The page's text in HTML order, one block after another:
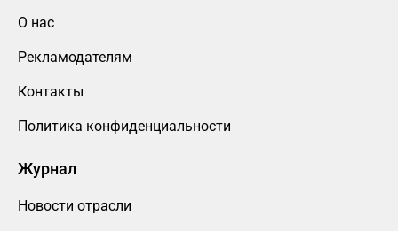
О нас
Рекламодателям
Контакты
Политика конфиденциальности
Журнал
Новости отрасли